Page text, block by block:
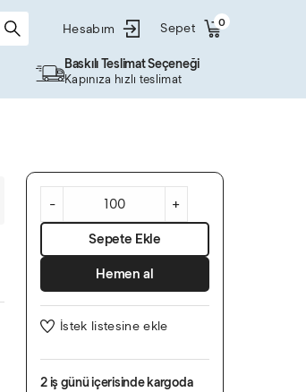
Hesabım Sepet 0
Baskılı Teslimat Seçeneği
Kapınıza hızlı teslimat
Soft
Davetiye
- +
Sepete Ekle
Hemen al
İstek listesine ekle
2 iş günü içerisinde kargoda